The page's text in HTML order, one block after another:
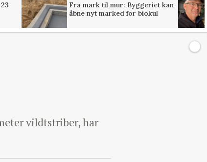
Fra mark til mur: Byggeriet kan
åbne nyt marked for biokul
vildtstriber, har